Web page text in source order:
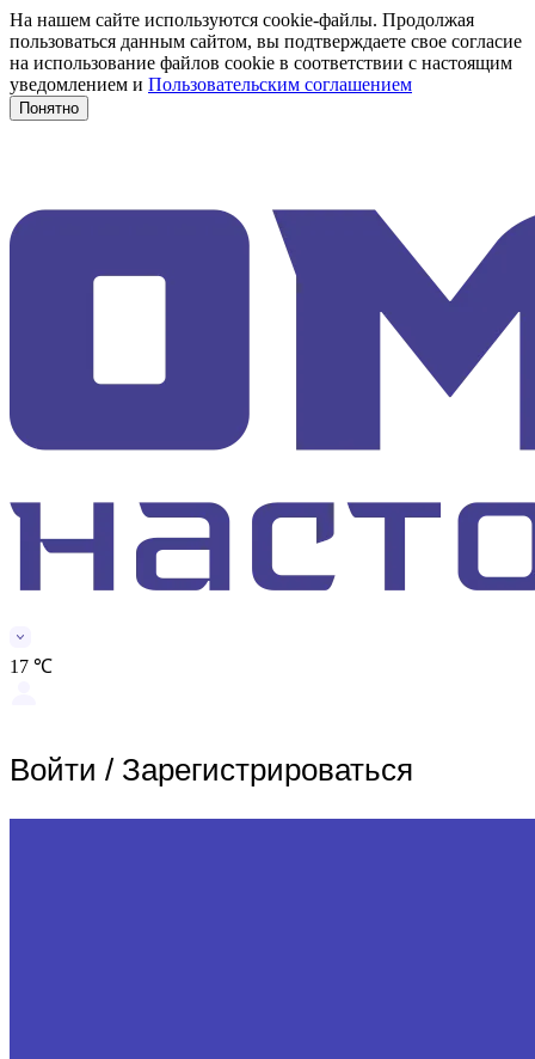
На нашем сайте используются cookie-файлы. Продолжая
пользоваться данным сайтом, вы подтверждаете свое согласие
на использование файлов cookie в соответствии с настоящим
уведомлением и Пользовательским соглашением
Понятно
17 ℃
Войти / Зарегистрироваться